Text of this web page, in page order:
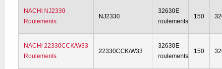
NACHI NJ2330
Roulements
NJ2330
32630E
roulements
150
NACHI 22330CCK/W33
Roulements
22330CCK/W33
32630E
roulements
150